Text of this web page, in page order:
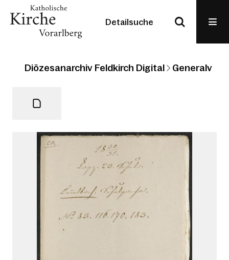
Detailsuche
Diözesanarchiv Feldkirch Digital